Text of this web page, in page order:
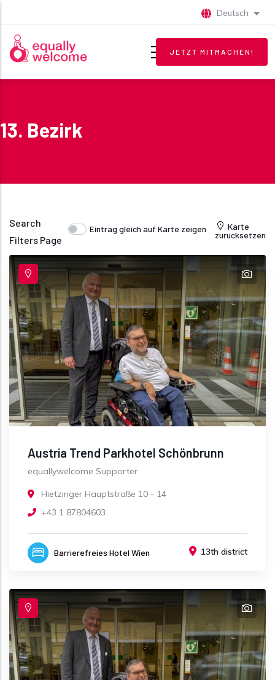
Deutsch
JETZT MITMACHEN!
13. Bezirk
Search
Filters Page
Eintrag gleich auf Karte zeigen
Karte
zurücksetzen
Austria Trend Parkhotel Schönbrunn
equallywelcome Supporter
Hietzinger Hauptstraße 10 - 14
+43 1 87804603
Barrierefreies Hotel Wien 13th district